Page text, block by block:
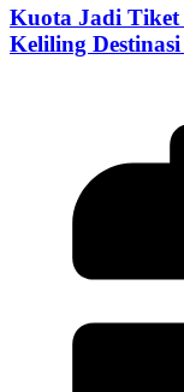
Kuota Jadi
Keliling